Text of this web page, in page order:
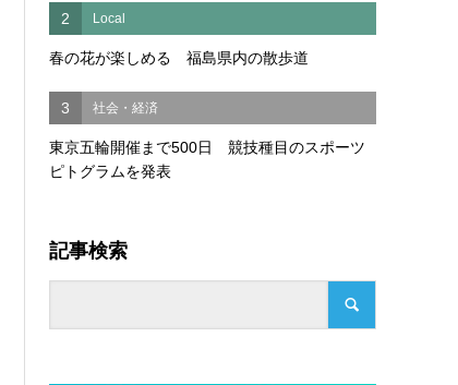
2 Local
春の花が楽しめる 福島県内の散歩道
3 社会・経済
東京五輪開催まで500日 競技種目のスポーツ
ピトグラムを発表
記事検索